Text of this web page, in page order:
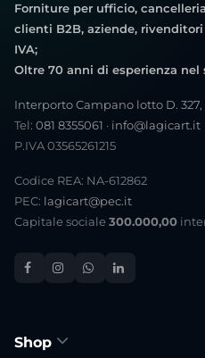
Forniture per ufficio,
clienti B2B, aziende,
IVA;
Oltre 70 anni di esperienza nel
Interporto Campano lotto D. 327,
Tel: 081 8355061 · info@lagicart.it
P.IVA 03565261215
Codice REA: NA-612862
PEC: lagicart@pec.it
Capitale sociale 300.000,00
Shop